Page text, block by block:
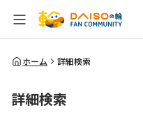
全体検索
ホーム 詳細検索
詳細検索